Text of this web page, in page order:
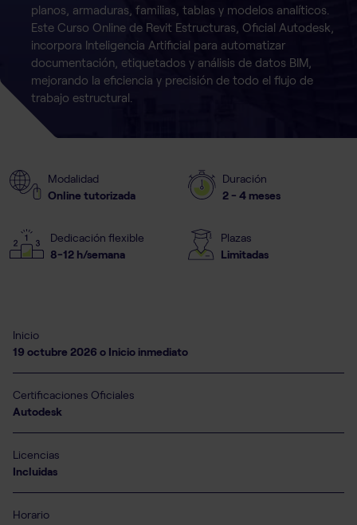
planos, armaduras, familias, tablas y modelos analíticos.
Este Curso Online de Revit Estructuras, Oficial Autodesk,
incorpora Inteligencia Artificial para automatizar
documentación, etiquetados y análisis de datos BIM,
mejorando la eficiencia y precisión de todo el flujo de
trabajo estructural.
Modalidad
Online tutorizada
Duración
2 - 4 meses
Dedicación flexible
8-12 h/semana
Plazas
Limitadas
Inicio
19 octubre 2026 o Inicio inmediato
Certificaciones Oficiales
Autodesk
Licencias
Incluidas
Horario